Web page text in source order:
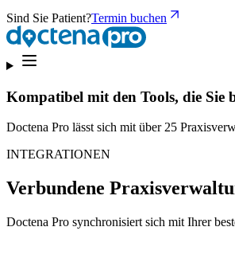
Sind Sie Patient?Termin buchen
Kompatibel mit den Tools, die Sie
Doctena Pro lässt sich mit über 25
INTEGRATIONEN
Verbundene
Doctena Pro synchronisiert sich mit Ihrer